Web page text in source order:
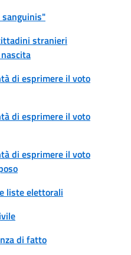
stranieri
di esprimere il voto
di esprimere il voto
di esprimere il voto
liste elettorali
di fatto